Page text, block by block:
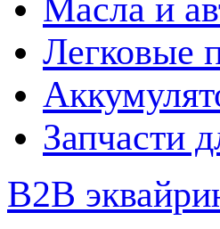
Масла и
Легковые
Запчасти
B2B